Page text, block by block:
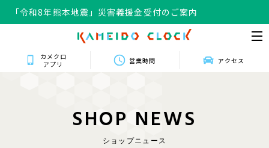
「令和8年熊本地震」災害義援金受付のご案内
カメクロ
アプリ
営業時間 アクセス
SHOP NEWS
ショップニュース